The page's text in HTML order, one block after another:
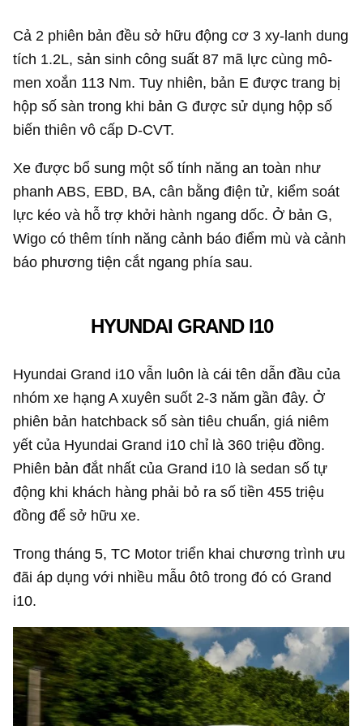
Cả 2 phiên bản đều sở hữu động cơ 3 xy-lanh dung
tích 1.2L, sản sinh công suất 87 mã lực cùng mô-
men xoắn 113 Nm. Tuy nhiên, bản E được trang bị
hộp số sàn trong khi bản G được sử dụng hộp số
biến thiên vô cấp D-CVT.
Xe được bổ sung một số tính năng an toàn như
phanh ABS, EBD, BA, cân bằng điện tử, kiểm soát
lực kéo và hỗ trợ khởi hành ngang dốc. Ở bản G,
Wigo có thêm tính năng cảnh báo điểm mù và cảnh
báo phương tiện cắt ngang phía sau.
HYUNDAI GRAND I10
Hyundai Grand i10 vẫn luôn là cái tên dẫn đầu của
nhóm xe hạng A xuyên suốt 2-3 năm gần đây. Ở
phiên bản hatchback số sàn tiêu chuẩn, giá niêm
yết của Hyundai Grand i10 chỉ là 360 triệu đồng.
Phiên bản đắt nhất của Grand i10 là sedan số tự
động khi khách hàng phải bỏ ra số tiền 455 triệu
đồng để sở hữu xe.
Trong tháng 5, TC Motor triển khai chương trình ưu
đãi áp dụng với nhiều mẫu ôtô trong đó có Grand
i10.